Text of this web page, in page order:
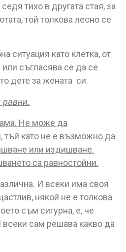
тихо в другата стая, за
той толкова лесно се
ситуация като клетка, от
или съгласява се да се
дете за жената си.
равни.
Не може да
тъй като не е възможно да
или издишване.
са равностойни.
И всеки има своя
някой не е толкова
съм сигурна, е, че
сам решава какво да